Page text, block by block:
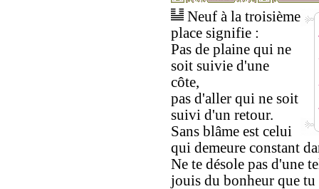
Neuf à la troisième
place signifie :
Pas de plaine qui ne
soit suivie d'une
côte,
pas d'aller qui ne soit
suivi d'un retour.
Sans blâme est celui
qui demeure constant
Ne te désole pas d'une
jouis du bonheur que tu